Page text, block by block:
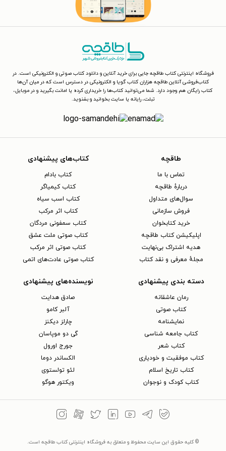
فروشگاه اینترنتی کتاب طاقچه جایی برای خرید آنلاین و دانلود کتاب صوتی و الکترونیکی است. در
کتاب‌فروشی آنلاین طاقچه هزاران کتاب گویا و الکترونیکی در دسترس است که در میان آن‌ها
کتاب رایگان هم وجود دارد. شما می‌توانید کتاب‌ها را خریداری کرده یا امانت بگیرید و در موبایل،
تبلت، رایانه یا سایت بخوانید و بشنوید.
طاقچه
تماس با ما
دربارهٔ طاقچه
سوال‌های متداول
فروش سازمانی
خرید کتابخوان
اپلیکیشن کتاب طاقچه
هدیه اشتراک بی‌نهایت
مجلهٔ معرفی و نقد کتاب
کتاب‌های پیشنهادی
کتاب بادام
کتاب کیمیاگر
کتاب اسب سیاه
کتاب اثر مرکب
کتاب سمفونی مردگان
کتاب صوتی ملت عشق
کتاب صوتی اثر مرکب
کتاب صوتی عادت‌های اتمی
دسته بندی پیشنهادی
رمان عاشقانه
کتاب‌ صوتی
نمایشنامه
کتاب جامعه شناسی
کتاب شعر
کتاب موفقیت و خودیاری
کتاب تاریخ اسلام
کتاب کودک و نوجوان
نویسنده‌های پیشنهادی
صادق هدایت
آلبر کامو
چارلز دیکنز
گی دو موپاسان
جورج اورول
الکساندر دوما
لئو تولستوی
ویکتور هوگو
© کلیه حقوق این سایت محفوظ و متعلق به فروشگاه اینترنتی کتاب طاقچه است.